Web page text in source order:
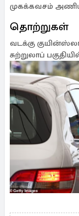
முகக்கவசம் அணிய
தொற்றுகள்
வடக்கு
சுற்றுலாப்